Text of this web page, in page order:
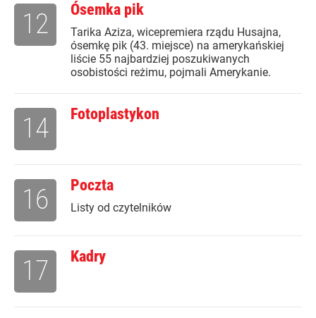
Ósemka pik
Tarika Aziza, wicepremiera rządu Husajna,
ósemkę pik (43. miejsce) na amerykańskiej
liście 55 najbardziej poszukiwanych
osobistości reżimu, pojmali Amerykanie.
12
Fotoplastykon
14
Poczta
Listy od czytelników
16
Kadry
17